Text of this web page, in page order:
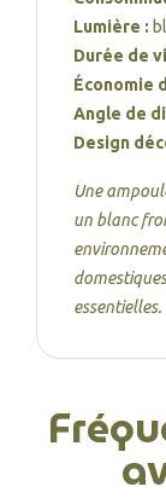
Lumière :
Durée de
Économie
Angle de
Design
Une
un blanc
essentielles.